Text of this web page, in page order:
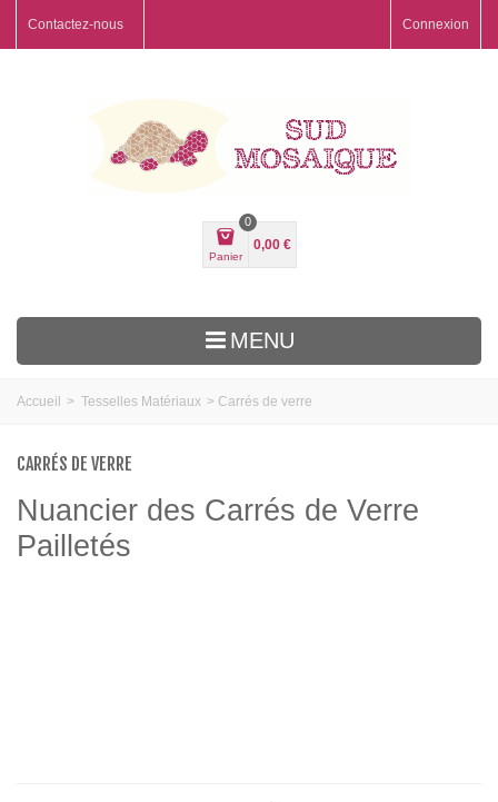
Contactez-nous Connexion
Panier
0
0,00 €
MENU
Accueil > Tesselles Matériaux > Carrés de verre
CARRÉS DE VERRE
Nuancier des Carrés de Verre
Pailletés